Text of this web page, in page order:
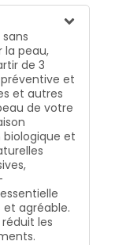
la peau,
de 3
et
et autres
de votre
et
agréable.
les